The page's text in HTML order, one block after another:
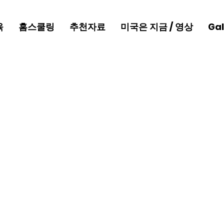
홈스쿨링 추천자료 미국은 지금 / 영상